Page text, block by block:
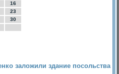
16
23
30
заложили здание посольства